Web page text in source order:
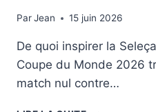
ParJean
15 juin 202615 juin 2026
De quoi inspirer la
Coupe du Monde 2026
match nul contre…